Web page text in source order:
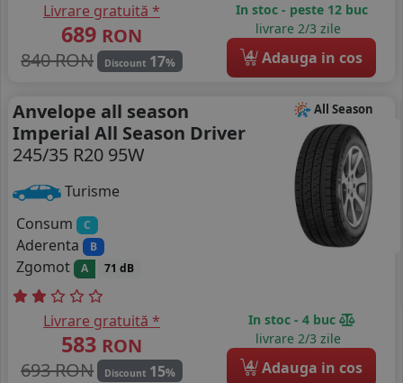
Livrare gratuită *
689 RON
840 RON
Discount 17%
In stoc - peste 12 buc
livrare 2/3 zile
4 Adauga in cos
All Season
Anvelope all season
Imperial All Season Driver
245/35 R20 95W
Turisme
Consum
C
Aderenta B
Zgomot A 71 dB
Livrare gratuită *
583 RON
693 RON
Discount 15%
In stoc - 4 buc
livrare 2/3 zile
4 Adauga in cos